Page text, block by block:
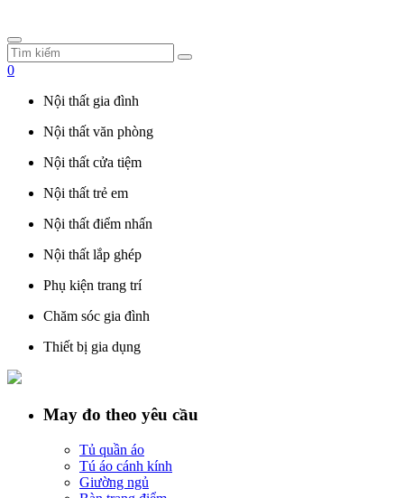
0
Nội thất gia đình
Nội thất văn phòng
Nội thất cửa tiệm
Nội thất trẻ em
Nội thất điểm nhấn
Nội thất lắp ghép
Phụ kiện trang trí
Chăm sóc gia đình
Thiết bị gia dụng
May đo theo yêu cầu
Tủ quần áo
Tú áo cánh kính
Giường ngủ